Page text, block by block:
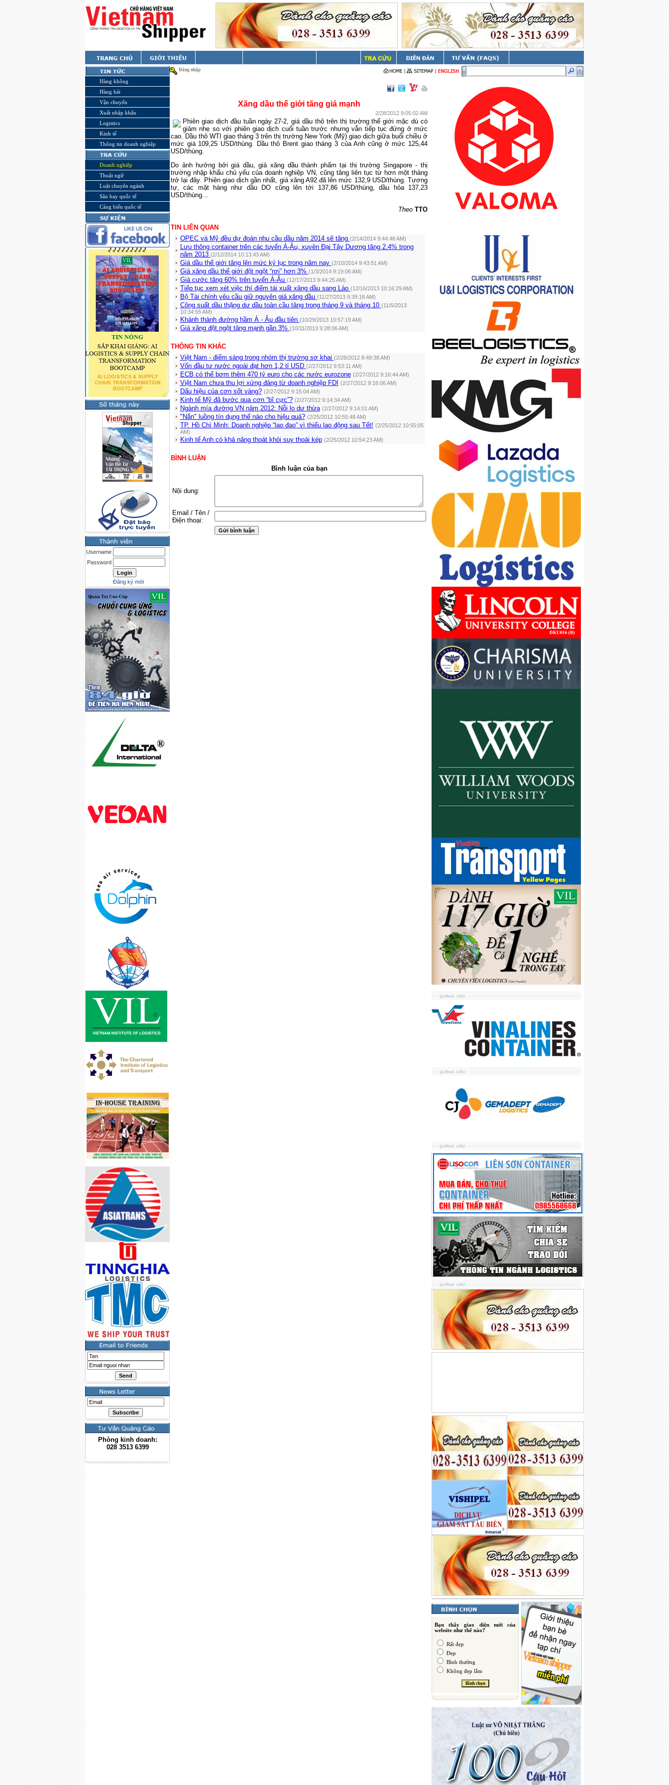
Hàng không
Hàng hải
Vận chuyển
Xuất nhập khẩu
Logistics
Kinh tế
Thông tin doanh nghiệp
Doanh nghiệp
Thuật ngữ
Luật chuyên ngành
Sân bay quốc tế
Cảng biển quốc tế
Username
Password
Đăng ký mới
Phòng kinh doanh:
028 3513 6399
Đăng nhập
Xăng dầu thế giới tăng giá mạnh
2/28/2012 9:05:02 AM
Phiên giao dịch đầu tuần ngày 27-2, giá dầu thô trên thị trường thế giới mặc dù có
giảm nhẹ so với phiên giao dịch cuối tuần trước nhưng vẫn tiếp tục đứng ở mức
cao. Dầu thô WTI giao tháng 3 trên thị trường New York (Mỹ) giao dịch giữa buổi chiều ở
mức giá 109,25 USD/thùng. Dầu thô Brent giao tháng 3 của Anh cũng ở mức 125,44
USD/thùng.
Do ảnh hưởng bởi giá dầu, giá xăng dầu thành phẩm tại thị trường Singapore - thị
trường nhập khẩu chủ yếu của doanh nghiệp VN, cũng tăng liên tục từ hơn một tháng
trở lại đây. Phiên giao dịch gần nhất, giá xăng A92 đã lên mức 132,9 USD/thùng. Tương
tự, các mặt hàng như dầu DO cũng lên tới 137,86 USD/thùng, dầu hỏa 137,23
USD/thùng...
Theo TTO
TIN LIÊN QUAN
OPEC và Mỹ đều dự đoán nhu cầu dầu năm 2014 sẽ tăng (2/14/2014 9:44:48 AM)
Lưu thông container trên các tuyến Á-Âu, xuyên Đại Tây Dương tăng 2.4% trong
năm 2013 (2/12/2014 10:13:43 AM)
Giá dầu thế giới tăng lên mức kỷ lục trong năm nay (2/10/2014 9:43:51 AM)
Giá xăng dầu thế giới đột ngột “rơi” hơn 3% (1/3/2014 9:19:06 AM)
Giá cước tăng 60% trên tuyến Á-Âu (12/17/2013 9:44:25 AM)
Tiếp tục xem xét việc thí điểm tái xuất xăng dầu sang Lào (12/16/2013 10:16:29 AM)
Bộ Tài chính yêu cầu giữ nguyên giá xăng dầu (11/27/2013 9:39:16 AM)
Công suất dầu thặng dư dầu toàn cầu tăng trong tháng 9 và tháng 10 (11/5/2013
10:34:55 AM)
Khánh thành đường hầm Á - Âu đầu tiên (10/29/2013 10:57:19 AM)
Giá xăng đột ngột tăng mạnh gần 3% (10/11/2013 9:28:06 AM)
THÔNG TIN KHÁC
Việt Nam - điểm sáng trong nhóm thị trường sơ khai (2/28/2012 8:49:38 AM)
Vốn đầu tư nước ngoài đạt hơn 1,2 tỉ USD (2/27/2012 9:53:11 AM)
ECB có thể bơm thêm 470 tỷ euro cho các nước eurozone (2/27/2012 9:16:44 AM)
Việt Nam chưa thu lợi xứng đáng từ doanh nghiệp FDI (2/27/2012 9:16:06 AM)
Dấu hiệu của cơn sốt vàng? (2/27/2012 9:15:04 AM)
Kinh tế Mỹ đã bước qua cơn “bĩ cực”? (2/27/2012 9:14:34 AM)
Ngành mía đường VN năm 2012: Nỗi lo dư thừa (2/27/2012 9:14:01 AM)
"Nắn" luồng tín dụng thế nào cho hiệu quả? (2/25/2012 10:55:48 AM)
TP. Hồ Chí Minh: Doanh nghiệp “lao đao” vì thiếu lao động sau Tết! (2/25/2012 10:55:05
AM)
Kinh tế Anh có khả năng thoát khỏi suy thoái kép (2/25/2012 10:54:23 AM)
BÌNH LUẬN
Bình luận của bạn
Nội dung:
Email / Tên /
Điện thoại:
Bạn thấy giao diện mới của
website như thế nào?
Rất đẹp
Đẹp
Bình thường
Không đẹp lắm